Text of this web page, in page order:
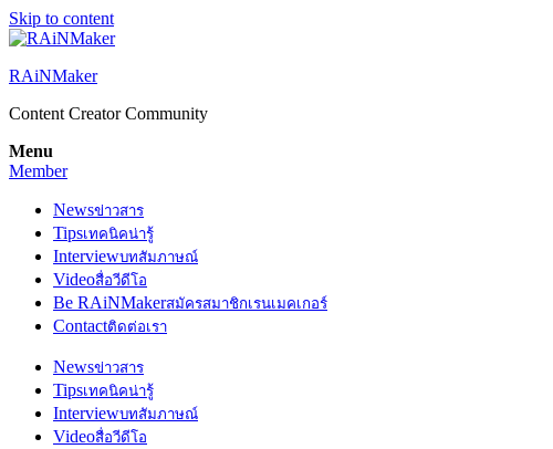
Skip to content
RAiNMaker
Content Creator Community
Menu
Member
Newsข่าวสาร
Tipsเทคนิคน่ารู้
Interviewบทสัมภาษณ์
Videoสื่อวีดีโอ
Be RAiNMakerสมัครสมาชิกเรนเมคเกอร์
Contactติดต่อเรา
Newsข่าวสาร
Tipsเทคนิคน่ารู้
Interviewบทสัมภาษณ์
Videoสื่อวีดีโอ